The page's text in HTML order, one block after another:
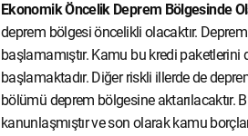
Ekonomik Öncelik Deprem Bölgesinde
deprem bölgesi öncelikli olacaktır.
başlamamıştır. Kamu bu kredi
başlamaktadır. Diğer riskli illerde de
bölümü deprem bölgesine aktarılacaktır.
kanunlaşmıştır ve son olarak kamu